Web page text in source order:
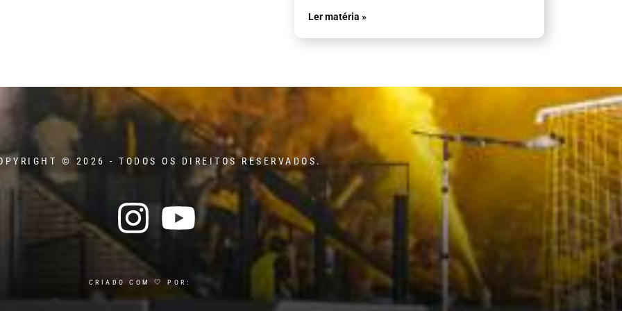
Ler matéria »
© 2026 - TODOS OS DIREITOS RESERVADOS.
CRIADO COM 🤍 POR: